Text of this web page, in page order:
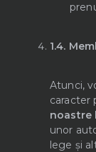
1.4.
Atunci,
caracter
noastre
unor
lege și